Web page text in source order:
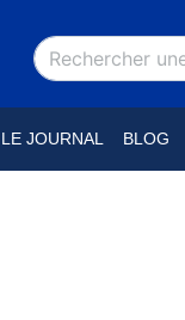
LE JOURNAL BLOG